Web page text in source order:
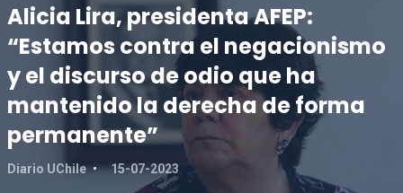
Alicia Lira, presidenta AFEP:
“Estamos contra el negacionismo
y el discurso de odio que ha
mantenido la derecha de forma
permanente”
Diario UChile 15-07-2023